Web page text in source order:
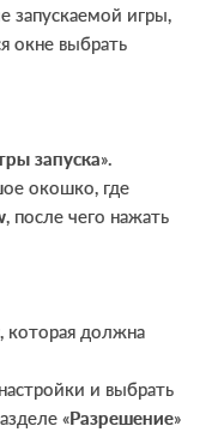
запускаемой игры,
окне выбрать
запуска».
окошко, где
, после чего нажать
, которая должна
и выбрать
«Разрешение»